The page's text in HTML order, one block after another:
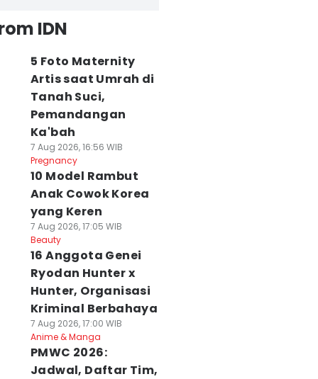
IDN
5 Foto Maternity
Artis saat Umrah di
Tanah Suci,
Pemandangan
Ka'bah
7 Aug 2026, 16:56 WIB
Pregnancy
10 Model Rambut
Anak Cowok Korea
yang Keren
7 Aug 2026, 17:05 WIB
Beauty
16 Anggota Genei
Ryodan Hunter x
Hunter, Organisasi
Kriminal Berbahaya
7 Aug 2026, 17:00 WIB
Anime & Manga
PMWC 2026:
Jadwal, Daftar Tim,